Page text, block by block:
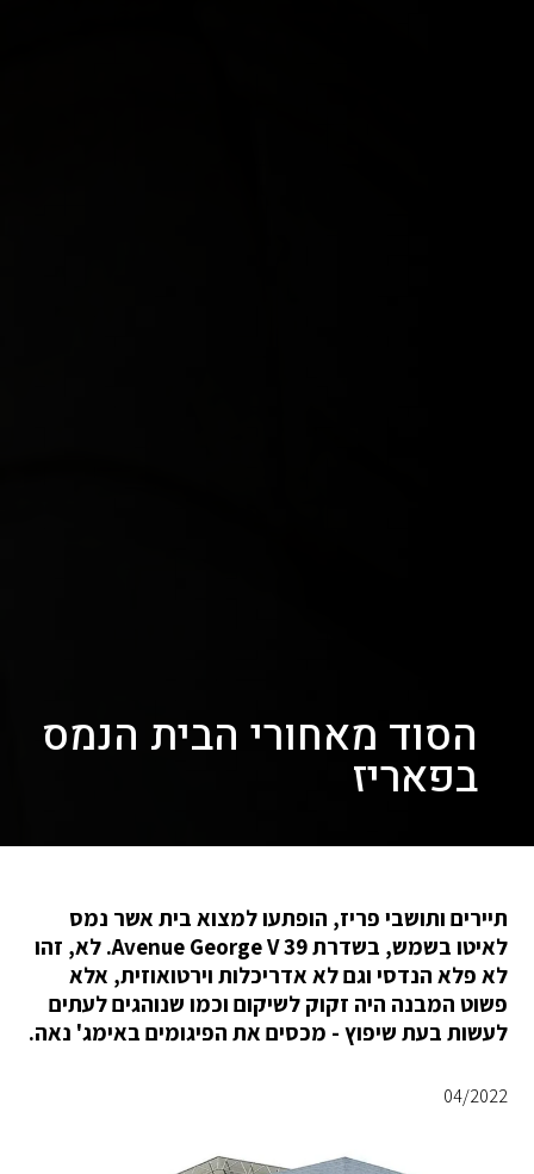
הסוד מאחורי הבית הנמס
בפאריז
תיירים ותושבי פריז, הופתעו למצוא בית אשר נמס
לאיטו בשמש, בשדרת 39 Avenue George V. לא, זהו
לא פלא הנדסי וגם לא אדריכלות וירטואוזית, אלא
פשוט המבנה היה זקוק לשיקום וכמו שנוהגים לעתים
לעשות בעת שיפוץ - מכסים את הפיגומים באימג' נאה.
04/2022